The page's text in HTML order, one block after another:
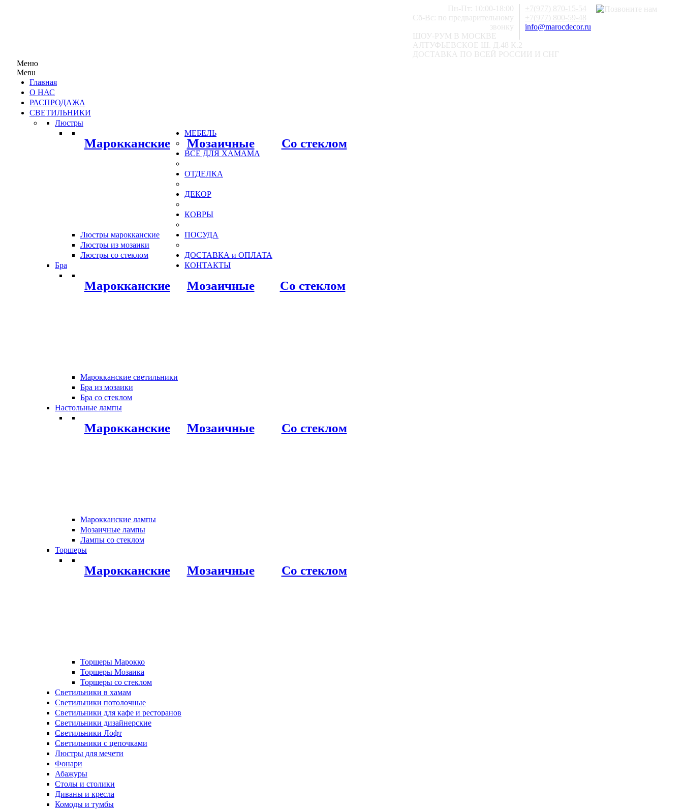
+7(977) 870-15-54
+7(977) 800-59-48
info@marocdecor.ru
Пн-Пт: 10:00-18:00
Сб-Вс: по предварительному
звонку
ШОУ-РУМ В МОСКВЕ
АЛТУФЬЕВСКОЕ Ш. Д.48 К.2
ДОСТАВКА ПО ВСЕЙ РОССИИ И СНГ
Меню
Menu
Главная
О НАС
РАСПРОДАЖА
СВЕТИЛЬНИКИ
Люстры
Марокканские Мозаичные Со стеклом
Люстры марокканские
Люстры из мозаики
Люстры со стеклом
Бра
Марокканские Мозаичные Со стеклом
Марокканские светильники
Бра из мозаики
Бра со стеклом
Настольные лампы
Марокканские Мозаичные Со стеклом
Марокканские лампы
Мозаичные лампы
Лампы со стеклом
Торшеры
Марокканские Мозаичные Со стеклом
Торшеры Марокко
Торшеры Мозаика
Торшеры со стеклом
Светильники в хамам
Светильники потолочные
Светильники для кафе и ресторанов
Светильники дизайнерские
Светильники Лофт
Светильники с цепочками
Люстры для мечети
Фонари
Абажуры
МЕБЕЛЬ
Столы и столики
Диваны и кресла
Комоды и тумбы
ВСЕ ДЛЯ ХАМАМА
ОТДЕЛКА
ДЕКОР
КОВРЫ
ПОСУДА
ДОСТАВКА и ОПЛАТА
КОНТАКТЫ